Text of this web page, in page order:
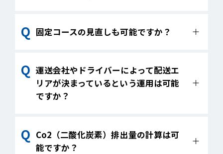
対応が可能となっており、結果を返す必要
固定コースの見直しも可能ですか？
可能です。
運送会社やドライバーによって配送エ
リアが決まっているという運用は可能
ですか？
可能です。計画エリアの割り振り、プログ
ラム配車で配車車両設定、伝票取込条件設
Co2（二酸化炭素）排出量の計算は可
能ですか？